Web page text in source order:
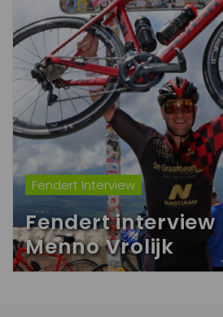
Fendert Interview
Fendert interview
Menno Vrolijk